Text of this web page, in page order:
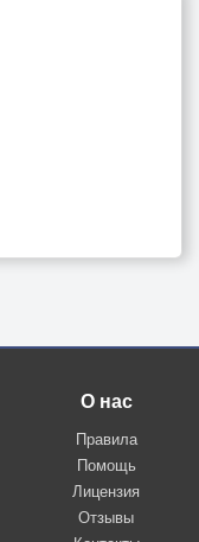
О нас
Правила
Помощь
Лицензия
Отзывы